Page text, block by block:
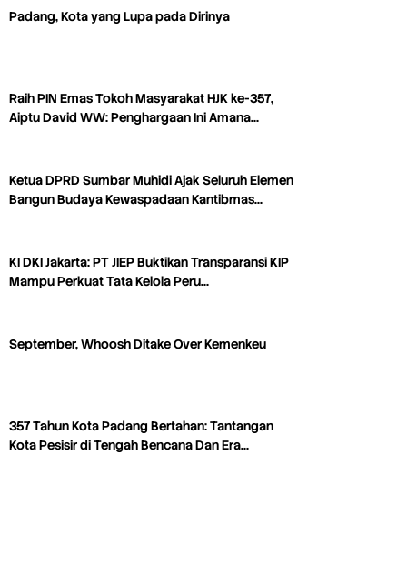
Padang, Kota yang Lupa pada Dirinya
Raih PIN Emas Tokoh Masyarakat HJK ke-357,
Aiptu David WW: Penghargaan Ini Amana…
Ketua DPRD Sumbar Muhidi Ajak Seluruh Elemen
Bangun Budaya Kewaspadaan Kantibmas…
KI DKI Jakarta: PT JIEP Buktikan Transparansi KIP
Mampu Perkuat Tata Kelola Peru…
September, Whoosh Ditake Over Kemenkeu
357 Tahun Kota Padang Bertahan: Tantangan
Kota Pesisir di Tengah Bencana Dan Era…